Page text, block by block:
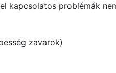
kapcsolatos problémák
zavarok)